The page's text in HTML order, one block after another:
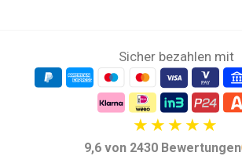
Sicher bezahlen mit
9,6 von 2430 Bewertungen